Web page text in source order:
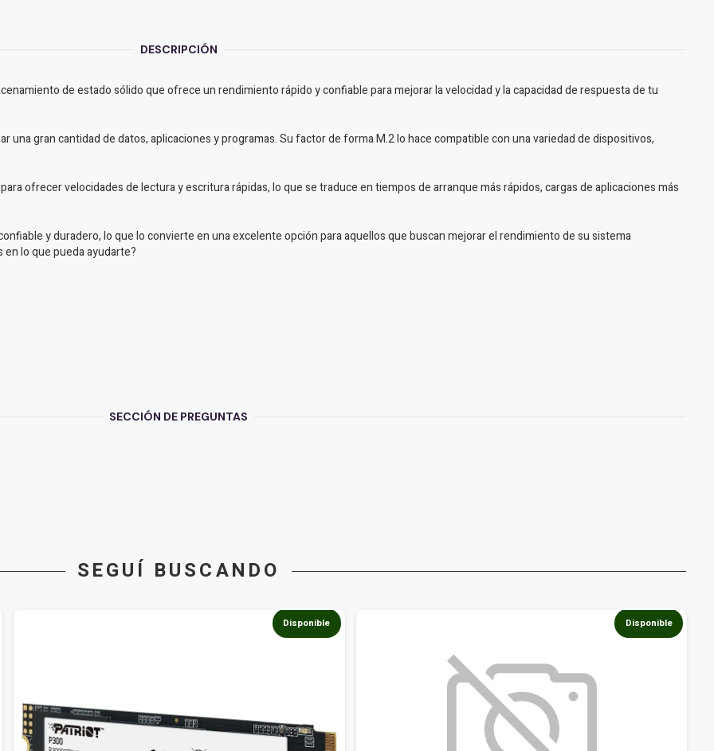
DESCRIPCIÓN
de estado sólido que ofrece un rendimiento rápido y confiable para mejorar la velocidad y la capacidad de respuesta de tu
una gran cantidad de datos, aplicaciones y programas. Su factor de forma M.2 lo hace compatible con una variedad de dispositivos,
ofrecer velocidades de lectura y escritura rápidas, lo que se traduce en tiempos de arranque más rápidos, cargas de aplicaciones más
y duradero, lo que lo convierte en una excelente opción para aquellos que buscan mejorar el rendimiento de su sistema
en lo que pueda ayudarte?
SECCIÓN DE PREGUNTAS
SEGUÍ BUSCANDO
Disponible Disponible